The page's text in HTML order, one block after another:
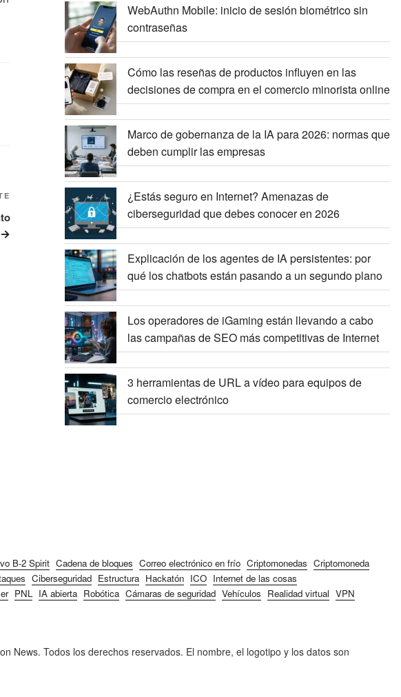
entrada
WebAuthn Mobile: inicio de sesión biométrico sin
contraseñas
Cómo las reseñas de productos influyen en las
decisiones de compra en el comercio minorista online
Marco de gobernanza de la IA para 2026: normas que
deben cumplir las empresas
¿Estás seguro en Internet? Amenazas de
ciberseguridad que debes conocer en 2026
Explicación de los agentes de IA persistentes: por
qué los chatbots están pasando a un segundo plano
Los operadores de iGaming están llevando a cabo
las campañas de SEO más competitivas de Internet
3 herramientas de URL a vídeo para equipos de
comercio electrónico
B-2 Spirit Cadena de bloques Correo electrónico en frío Criptomonedas Criptomoneda
Ciberseguridad Estructura Hackatón ICO Internet de las cosas
PNL IA abierta Robótica Cámaras de seguridad Vehículos Realidad virtual VPN
News. Todos los derechos reservados. El nombre, el logotipo y los datos son